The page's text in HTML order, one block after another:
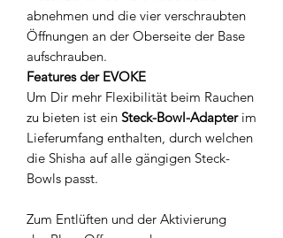
abnehmen und die vier verschraubten
Öffnungen an der Oberseite der Base
aufschrauben.
Features der EVOKE
Um Dir mehr Flexibilität beim Rauchen
zu bieten ist ein Steck-Bowl-Adapterim
Lieferumfang enthalten, durch welchen
die Shisha auf alle gängigen Steck-
Bowls passt.
Zum Entlüften und der Aktivierung